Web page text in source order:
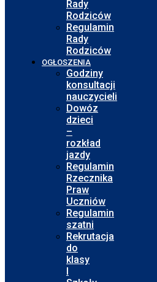
Rady
Rodziców
Regulamin
Rady
Rodziców
OGŁOSZENIA
Godziny
konsultacji
nauczycieli
Dowóz
dzieci
–
rozkład
jazdy
Regulamin
Rzecznika
Praw
Uczniów
Regulamin
szatni
Rekrutacja
do
klasy
I